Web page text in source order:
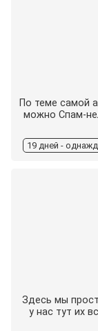
По теме самой
можно Спам-
19 дней -
Здесь мы
у нас тут их